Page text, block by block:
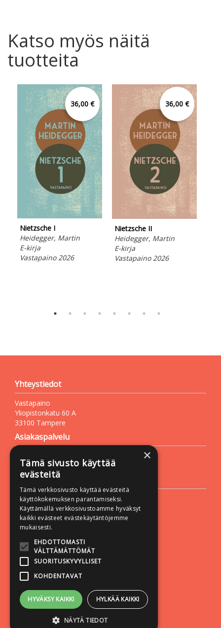
Katso myös näitä
tuotteita
36,00 €
Nietzsche I
Heidegger, Martin
E-kirja
Vastapaino 2026
36,00 €
Nietzsche II
Heidegger, Martin
E-kirja
Vastapaino 2026
Yhteystiedot
Vastapaino
Yliopistonkatu 60 A
33100 Tampere
Asiakaspalvelu
Sähköposti:vastapaino@vastapaino.fi
Lisätietoa
Toimitusehdot
Käyttöohjeet
Tietosuojaseloste
Saavutettavuusseloste
Seuraa meitä:
×
Tämä sivusto käyttää
evästeitä
Tämä verkkosivusto käyttää evästeitä
käyttökokemuksen parantamiseksi.
Käyttämällä verkkosivustoamme hyväksyt
kaikki evästeet evästekäytäntöjemme
mukaisesti.
EHDOTTOMASTI
VÄLTTÄMÄTTÖMÄT
SUORITUSKYVYLLISET
KOHDENTAVAT
HYVÄKSY KAIKKI HYLKÄÄ KAIKKI
NÄYTÄ TIEDOT